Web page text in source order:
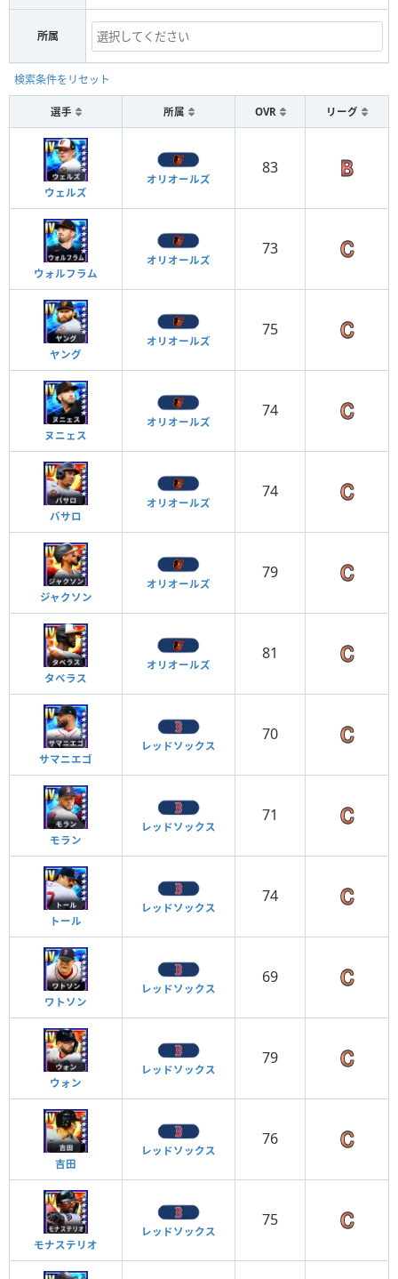
所属
検索条件をリセット
選手 所属 OVR リーグ
ウェルズ
オリオールズ
83
ウォルフラム
オリオールズ
73
ヤング
オリオールズ
75
ヌニェス
オリオールズ
74
バサロ
オリオールズ
74
ジャクソン
オリオールズ
79
タベラス
オリオールズ
81
サマニエゴ
レッドソックス
70
モラン
レッドソックス
71
トール
レッドソックス
74
ワトソン
レッドソックス
69
ウォン
レッドソックス
79
吉田
レッドソックス
76
モナステリオ
レッドソックス
75